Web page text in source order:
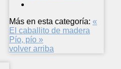
Más en esta categoría: «
El caballito de madera
Pío, pío »
volver arriba